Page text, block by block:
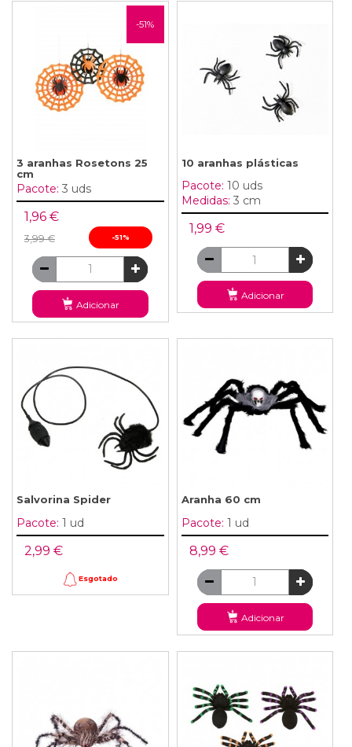
-51%
3 aranhas Rosetons 25
cm
Pacote: 3 uds
1,96 €
3,99 € -51%
Adicionar
10 aranhas plásticas
Pacote: 10 uds
Medidas: 3 cm
1,99 €
Adicionar
Salvorina Spider
Pacote: 1 ud
2,99 €
Esgotado
Aranha 60 cm
Pacote: 1 ud
8,99 €
Adicionar